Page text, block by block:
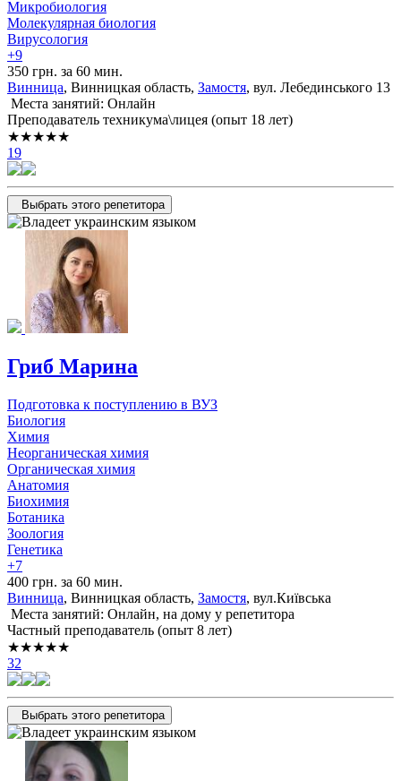
Микробиология
Молекулярная биология
Вирусология
+9
350 грн. за 60 мин.
Винница, Винницкая область, Замостя, вул. Лебединського 13
Места занятий: Онлайн
Преподаватель техникума\лицея (опыт 18 лет)
★★★★★
19
Выбрать этого репетитора
Гриб Марина
Подготовка к поступлению в ВУЗ
Биология
Химия
Неорганическая химия
Органическая химия
Анатомия
Биохимия
Ботаника
Зоология
Генетика
+7
400 грн. за 60 мин.
Винница, Винницкая область, Замостя, вул.Київська
Места занятий: Онлайн, на дому у репетитора
Частный преподаватель (опыт 8 лет)
★★★★★
32
Выбрать этого репетитора